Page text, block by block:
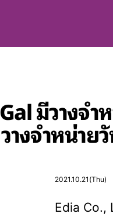
มีวาง
างจำหน่า
2021.10.21(Thu)
Edia Co.,